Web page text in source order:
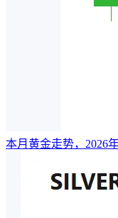
本月黄金走势，2026